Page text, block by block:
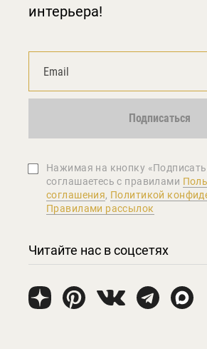
интерьера!
Подписаться
Нажимая на кнопку
соглашаетеcь с правилами
соглашения, Политикой
Правилами рассылок
Читайте нас в соцсетях